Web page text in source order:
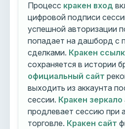
Процесс кракен вход
цифровой подписи
успешной авторизации
попадает на дашборд с
сделками. Кракен
сохраняется в истории
официальный сайт
выходить из аккаунта
сессии. Кракен зеркало
продлевает сессию при
торговле. Кракен сайт